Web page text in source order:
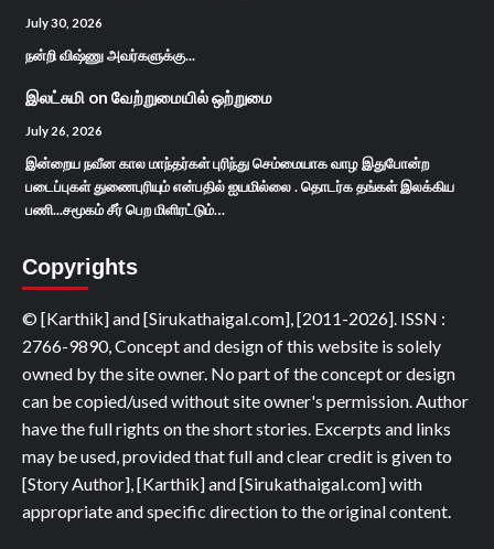
July 30, 2026
நன்றி விஷ்ணு அவர்களுக்கு...
இலட்சுமி on வேற்றுமையில் ஒற்றுமை
July 26, 2026
இன்றைய நவீன கால மாந்தர்கள் புரிந்து செம்மையாக வாழ இதுபோன்ற
படைப்புகள் துணைபுரியும் என்பதில் ஐயமில்லை . தொடர்க தங்கள் இலக்கிய
பணி...சமூகம் சீர் பெற மிளிரட்டும்…
Copyrights
© [Karthik] and [Sirukathaigal.com], [2011-2026]. ISSN :
2766-9890, Concept and design of this website is solely
owned by the site owner. No part of the concept or design
can be copied/used without site owner's permission. Author
have the full rights on the short stories. Excerpts and links
may be used, provided that full and clear credit is given to
[Story Author], [Karthik] and [Sirukathaigal.com] with
appropriate and specific direction to the original content.